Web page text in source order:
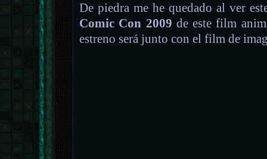
De piedra me he quedado al ver
Comic Con 2009 de este film
estreno será junto con el film de